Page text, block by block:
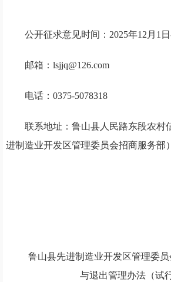
公开征求意见时间：2025年12月1日
邮箱：lsjjq@126.com
电话：0375-5078318
联系地址：鲁山县人民路东段农村
进制造业开发区管理委员会招商服务部）
鲁山县先进制造业开发区管理委员
与退出管理办法（试